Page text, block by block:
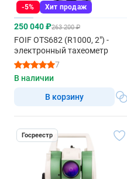
-5% Хит продаж
250 040 ₽263 200 ₽
FOIF OTS682 (R1000, 2") -
электронный тахеометр
7
В наличии
В корзину
Госреестр